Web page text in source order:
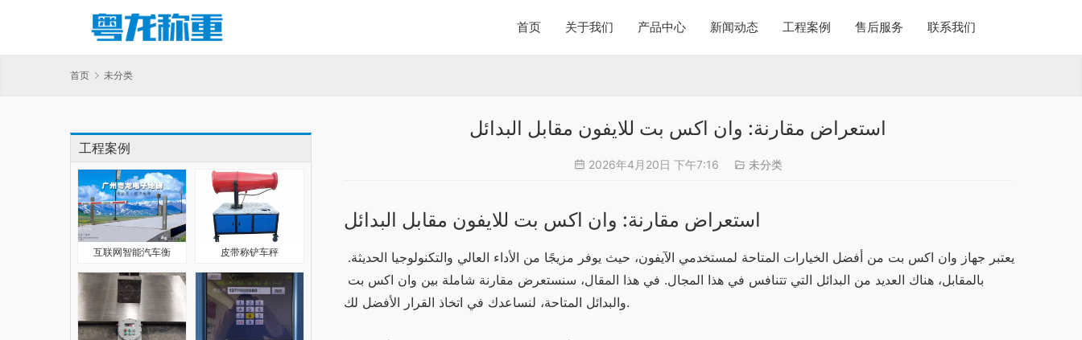
首页 关于我们 产品中心 新闻动态 工程案例 售后服务 联系我们
首页 未分类
工程案例
互联网智能汽车衡 皮带称铲车秤
استعراض مقارنة: وان اكس بت للايفون مقابل البدائل
2026年4月20日 下午7:16 未分类
استعراض مقارنة: وان اكس بت للايفون مقابل البدائل
والبدائل المتاحة، لنساعدك في اتخاذ القرار الأفضل لك.